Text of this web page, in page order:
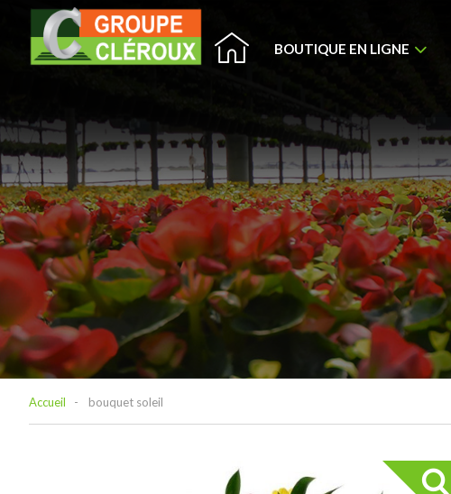
BOUTIQUE EN LIGNE
Accueil bouquet soleil